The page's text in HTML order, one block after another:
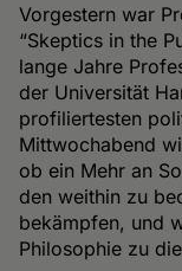
Vorgestern war
“Skeptics in the
lange Jahre
der Universität
profiliertesten
Mittwochabend
ob ein Mehr an
den weithin zu
bekämpfen, und
Philosophie zu